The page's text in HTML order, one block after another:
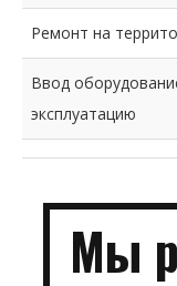
Ремонт на
Ввод
эксплуатацию
Мы